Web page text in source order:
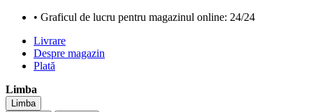
• Graficul de lucru pentru magazinul online: 24/24
Livrare
Despre magazin
Plată
Limba
Limba